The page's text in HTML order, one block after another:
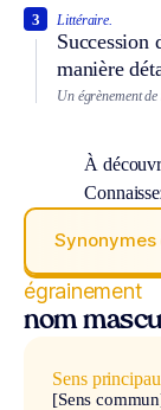
Littéraire.
Succession
manière
3
Un égrènement
À
Synonymes
égrainement
nom
Sens
[Sens